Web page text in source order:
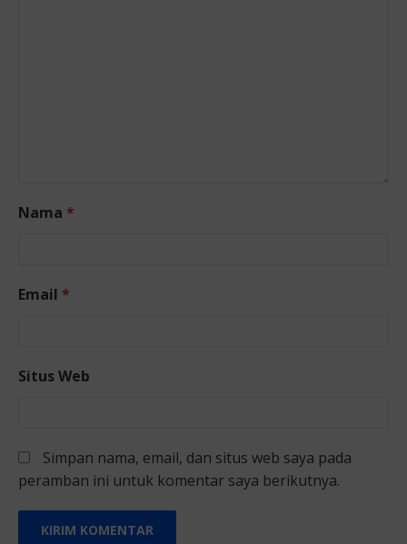
Nama *
Email *
Situs Web
Simpan nama, email, dan situs web saya pada
peramban ini untuk komentar saya berikutnya.